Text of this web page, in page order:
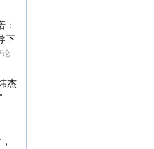
：
下
论
杰